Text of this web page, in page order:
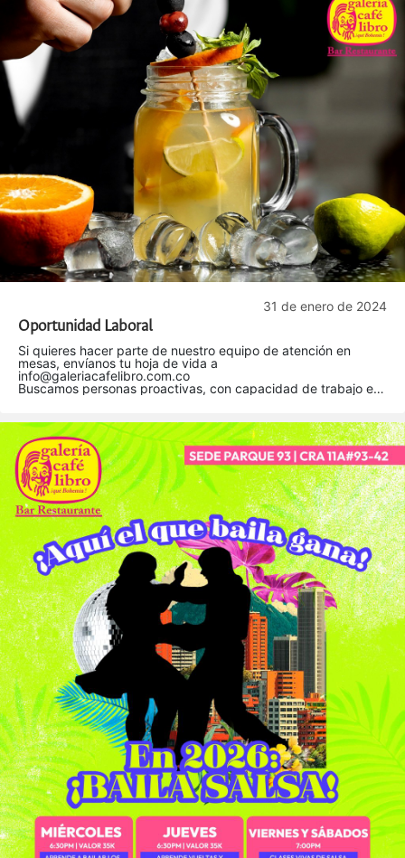
31 de enero de 2024
Oportunidad Laboral
Si quieres hacer parte de nuestro equipo de atención en
mesas, envíanos tu hoja de vida a
info@galeriacafelibro.com.co
Buscamos personas proactivas, con capacidad de trabajo en